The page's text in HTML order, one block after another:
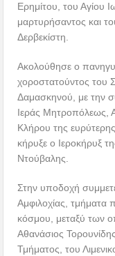
Ερημίτου, του Αγίου
μαρτυρήσαντος και
Δερβεκίστη.
Ακολούθησε ο
χοροστατούντος του
Δαμασκηνού, με την
Ιεράς Μητροπόλεως,
Κλήρου της
κήρυξε ο Ιεροκήρυξ
Ντούβαλης.
Στην υποδοχή
Αμφιλοχίας, τμήματα
κόσμου, μεταξύ των
Αθανάσιος
Τμήματος, του